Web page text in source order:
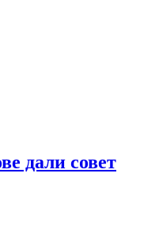
дали совет